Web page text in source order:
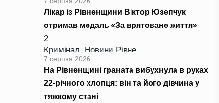
Лікар із Рівненщини Віктор Юзепчук
отримав медаль «За врятоване життя»
2
Кримінал, Новини Рівне
7 серпня 2026
На Рівненщині граната вибухнула в руках
22-річного хлопця: він та його дівчина у
тяжкому стані